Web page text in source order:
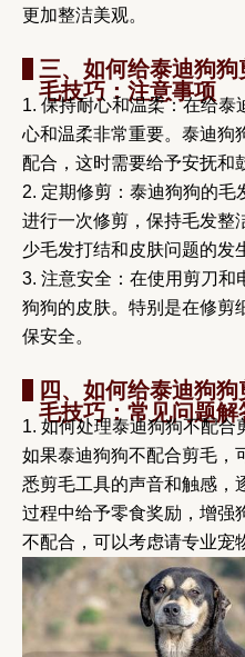
更加整洁美观。
三、如何给泰迪狗
毛技巧：注意事项
1. 保持耐心和温柔：在给
心和温柔非常重要。泰迪狗
配合，这时需要给予安抚和
2. 定期修剪：泰迪狗狗的毛
进行一次修剪，保持毛发整
少毛发打结和皮肤问题的发
3. 注意安全：在使用剪刀和
狗狗的皮肤。特别是在修剪
保安全。
四、如何给泰迪狗
毛技巧：常见问题解
1. 如何处理泰迪狗狗不配合
如果泰迪狗狗不配合剪毛，
悉剪毛工具的声音和触感，
过程中给予零食奖励，增强
不配合，可以考虑请专业宠